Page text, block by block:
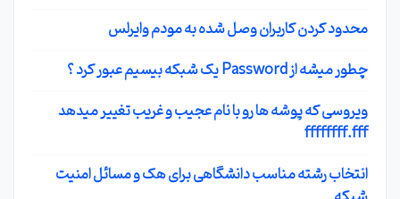
محدود کردن کاربران وصل شده به مودم وایرلس
چطور میشه از Password یک شبکه بیسیم عبور کرد ؟
ویروسی که پوشه ها رو با نام عجیب و غریب تغییر میدهد
ffffffff.fff
انتخاب رشته مناسب دانشگاهی برای هک و مسائل امنیت